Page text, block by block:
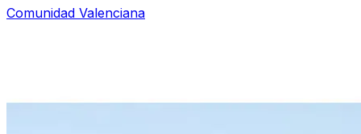
Comunidad Valenciana